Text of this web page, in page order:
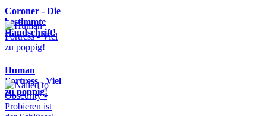
Coroner - Die
bestimmte
Handschrift!
Human
Fortress - Viel
zu poppig!